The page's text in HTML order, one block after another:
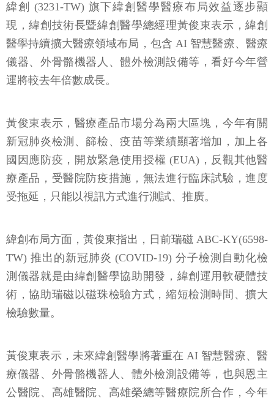
緯創 (3231-TW) 旗下緯創醫學醫療布局效益逐步顯
現，緯創技術長暨緯創醫學總經理黃俊東表示，緯創
醫學持續擴大醫療領域布局，包含 AI 智慧醫療、醫療
儀器、外骨骼機器人、體外檢測設備等，看好今年營
運將較去年倍數成長。
黃俊東表示，醫療產品市場分為兩大區塊，今年有關
新冠肺炎檢測、篩檢、疫苗等業績顯著增加，加上各
國因應防疫，開放緊急使用授權 (EUA)，反觀其他醫
療產品，受醫院防疫措施，無法進行臨床試驗，進度
受拖延，只能以視訊方式進行測試、推廣。
緯創布局方面，黃俊東指出，日前瑞磁 ABC-KY(6598-
TW) 推出的新冠肺炎 (COVID-19) 分子檢測自動化檢
測儀器就是由緯創醫學協助開發，緯創運用軟硬體技
術，協助瑞磁以磁珠檢驗方式，縮短檢測時間、擴大
檢驗數量。
黃俊東表示，未來緯創醫學將著重在 AI 智慧醫療、醫
療儀器、外骨骼機器人、體外檢測設備等，也與恩主
公醫院、高雄醫院、高雄榮總等醫療院所合作，今年